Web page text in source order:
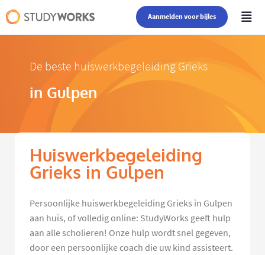
Aanmelden voor bijles
De beste huiswerkbegeleiding Grieks
in Gulpen
Huiswerkbegeleiding
Grieks in Gulpen
Persoonlijke huiswerkbegeleiding Grieks in Gulpen
aan huis, of volledig online: StudyWorks geeft hulp
aan alle scholieren! Onze hulp wordt snel gegeven,
door een persoonlijke coach die uw kind assisteert.